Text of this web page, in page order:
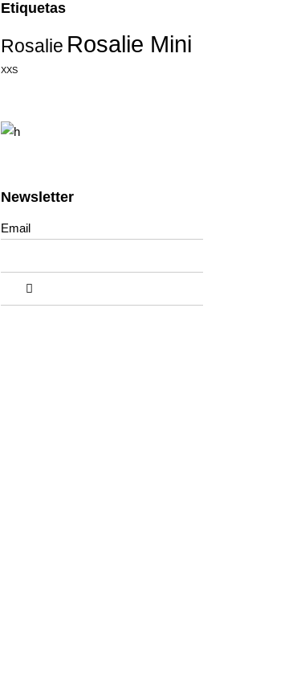
Etiquetas
Rosalie Rosalie Mini
XXS
Newsletter
Email